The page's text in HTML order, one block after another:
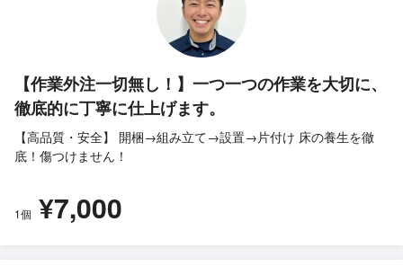
【作業外注一切無し！】一つ一つの作業を大切に、
徹底的に丁寧に仕上げます。
【高品質・安全】 開梱→組み立て→設置→片付け 床の養生を徹
底！傷つけません！
1個 ¥7,000